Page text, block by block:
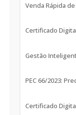
Venda Rápida
Certificado
Gestão
PEC 66/2023:
Certificado